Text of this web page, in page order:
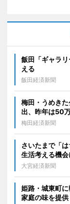
飯田「ギャラ
える
飯田経済新聞
梅田・うめき
出、昨年は50
梅田経済新聞
さいたまで「
生活考える機会
大宮経済新聞
姫路・城東町
家庭の味を提供